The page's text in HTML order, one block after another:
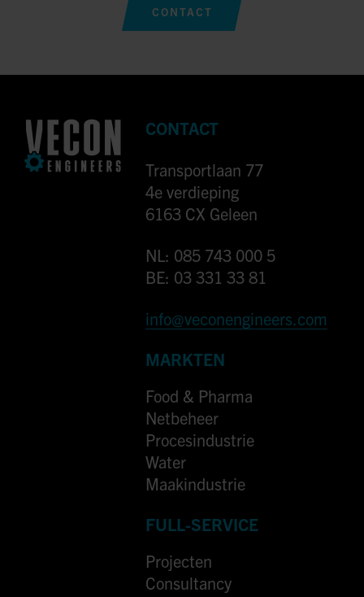
CONTACT
CONTACT
Transportlaan 77
4e verdieping
6163 CX Geleen
NL: 085 743 000 5
BE: 03 331 33 81
info@veconengineers.com
MARKTEN
Food & Pharma
Netbeheer
Procesindustrie
Water
Maakindustrie
FULL-SERVICE
Projecten
Consultancy